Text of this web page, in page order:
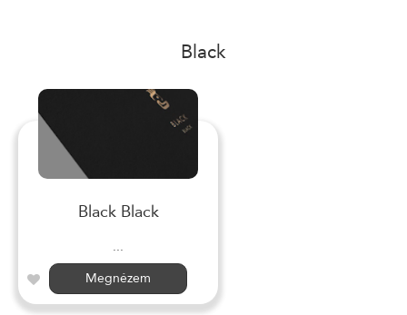
Black
Black Black
...
Megnézem